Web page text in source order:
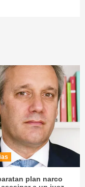
plan narco